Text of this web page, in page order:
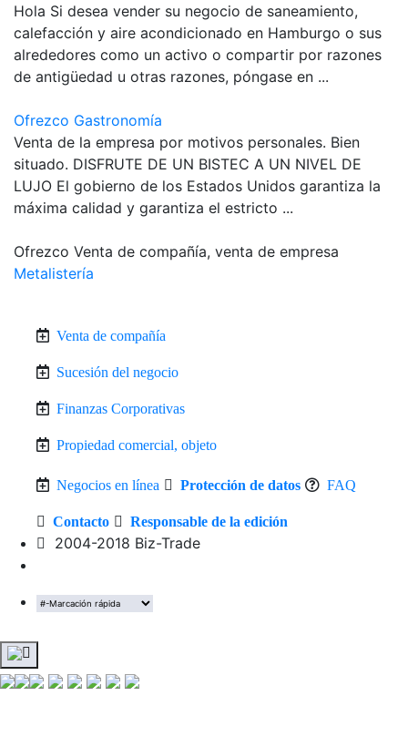
Hola Si desea vender su negocio de saneamiento,
calefacción y aire acondicionado en Hamburgo o sus
alrededores como un activo o compartir por razones
de antigüedad u otras razones, póngase en ...
Ofrezco Gastronomía
Venta de la empresa por motivos personales. Bien
situado. DISFRUTE DE UN BISTEC A UN NIVEL DE
LUJO El gobierno de los Estados Unidos garantiza la
máxima calidad y garantiza el estricto ...
Ofrezco Venta de compañía, venta de empresa
Metalistería
Venta de compañía
Sucesión del negocio
Finanzas Corporativas
Propiedad comercial, objeto
Negocios en línea Protección de datos FAQ
Contacto Responsable de la edición
2004-2018 Biz-Trade